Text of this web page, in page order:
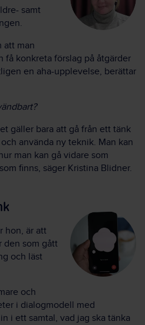
samt
att man
få konkreta förslag på åtgärder
en aha-upplevelse, berättar
gäller bara att gå från ett tänk
använda ny teknik. Man kan
man kan gå vidare som
finns, säger Kristina Blidner.
hon, är att
den som gått
och läst
och
i dialogmodell med
i ett samtal, vad jag ska tänka